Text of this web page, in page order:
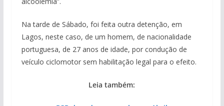
Na tarde de Sábado, foi feita outra detenção, em
Lagos, neste caso, de um homem, de nacionalidade
portuguesa, de 27 anos de idade, por condução de
veículo ciclomotor sem habilitação legal para o efeito.
Leia também: